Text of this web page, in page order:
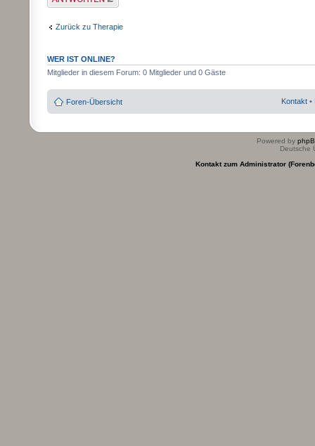
Zurück zu Therapie
WER IST ONLINE?
Mitglieder in diesem Forum: 0 Mitglieder und 0 Gäste
Foren-Übersicht Kontakt •
Powered by
Deutsche
Kontakt zum Administrator